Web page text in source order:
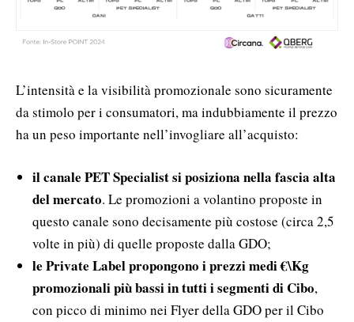
L’intensità e la visibilità promozionale sono sicuramente
da stimolo per i consumatori, ma indubbiamente il prezzo
ha un peso importante nell’invogliare all’acquisto:
il canale PET Specialist si posiziona nella fascia alta
del mercato. Le promozioni a volantino proposte in
questo canale sono decisamente più costose (circa 2,5
volte in più) di quelle proposte dalla GDO;
le Private Label propongono i prezzi medi€\Kg
promozionali più bassi in tutti i segmenti di Cibo,
con picco di minimo nei Flyer della GDO per il Cibo